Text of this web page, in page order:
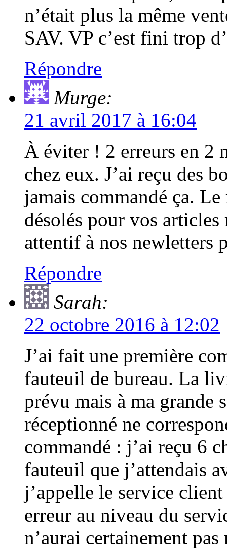
n’était plus la même
SAV. VP c’est fini trop
Répondre
Murge:
21 avril 2017 à 16:04
À éviter ! 2 erreurs en 2
chez eux. J’ai reçu des
jamais commandé ça.
désolés pour vos
attentif à nos newletters
Répondre
Sarah:
22 octobre 2016 à 12:02
J’ai fait une première
fauteuil de bureau. La
prévu mais à ma grande
réceptionné ne
commandé : j’ai reçu 6
fauteuil que j’attendais
j’appelle le service
erreur au niveau du
n’aurai certainement